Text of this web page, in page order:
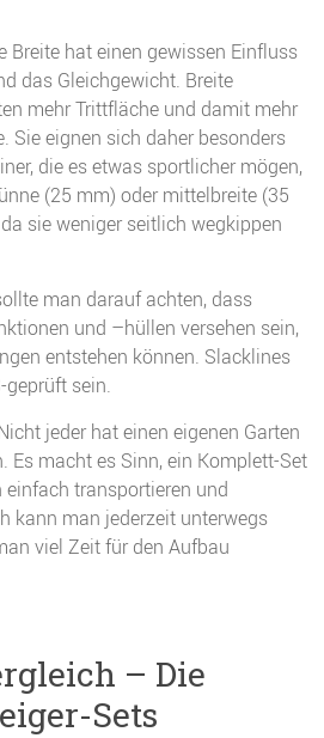
Breite hat einen gewissen Einfluss
das Gleichgewicht. Breite
mehr Trittfläche und damit mehr
Sie eignen sich daher besonders
die es etwas sportlicher mögen,
(25 mm) oder mittelbreite (35
sie weniger seitlich wegkippen
man darauf achten, dass
und –hüllen versehen sein,
entstehen können. Slacklines
geprüft sein.
jeder hat einen eigenen Garten
Es macht es Sinn, ein Komplett-Set
transportieren und
kann man jederzeit unterwegs
viel Zeit für den Aufbau
– Die
Sets